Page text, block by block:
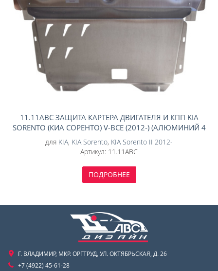
11.11ABC ЗАЩИТА КАРТЕРА ДВИГАТЕЛЯ И КПП KIA
SORENTO (КИА СОРЕНТО) V-ВСЕ (2012-) (АЛЮМИНИЙ 4
ММ)
для KIA, KIA Sorento, KIA Sorento II 2012-
Артикул: 11.11ABC
ПОДРОБНЕЕ
Г. ВЛАДИМИР, МКР. ОРГТРУД, УЛ. ОКТЯБРЬСКАЯ, Д. 26
+7 (4922) 45-61-28